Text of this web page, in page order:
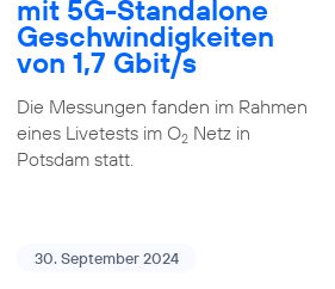
mit 5G-Standalone
Geschwindigkeiten
von 1,7 Gbit/s
Die Messungen fanden im Rahmen
eines Livetests im O2Netz in
Potsdam statt.
30. September 2024